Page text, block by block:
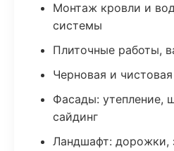
Монтаж кровли и
системы
Плиточные работы,
Черновая и
Фасады: утепление,
сайдинг
Ландшафт: дорожки,